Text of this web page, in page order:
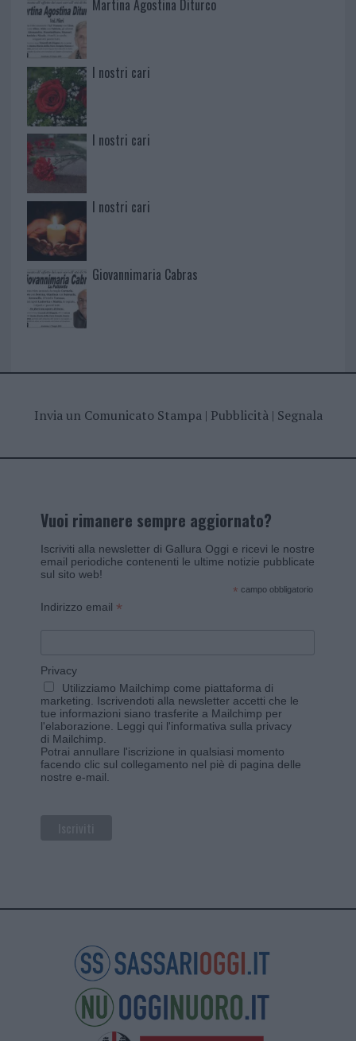
Martina Agostina Diturco
I nostri cari
I nostri cari
I nostri cari
Giovannimaria Cabras
Invia un Comunicato Stampa| Pubblicità| Segnala
Vuoi rimanere sempre aggiornato?
Iscriviti alla newsletter di Gallura Oggi e ricevi le nostre
email periodiche contenenti le ultime notizie pubblicate
sul sito web!
* campo obbligatorio
Indirizzo email *
Privacy
Utilizziamo Mailchimp come piattaforma di
marketing. Iscrivendoti alla newsletter accetti che le
tue informazioni siano trasferite a Mailchimp per
l'elaborazione. Leggi qui l'informativa sulla privacy
di Mailchimp
Potrai annullare l'iscrizione in qualsiasi momento
facendo clic sul collegamento nel piè di pagina delle
nostre e-mail.